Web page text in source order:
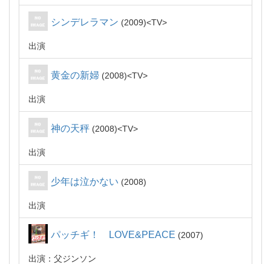
シンデレラマン 2009 TV
出演
黄金の新婦 2008 TV
出演
神の天秤 2008 TV
出演
少年は泣かない 2008
出演
パッチギ！ LOVE&PEACE 2007
出演：父ジンソン